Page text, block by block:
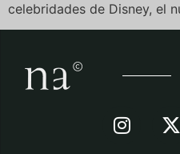
celebridades de Disney, el